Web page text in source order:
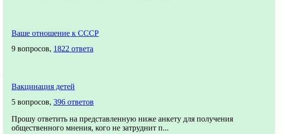
Ваше отношение к СССР
9 вопросов, 1822 ответа
Вакцинация детей
5 вопросов, 396 ответов
Прошу ответить на представленную ниже анкету для получения
общественного мнения, кого не затруднит п...